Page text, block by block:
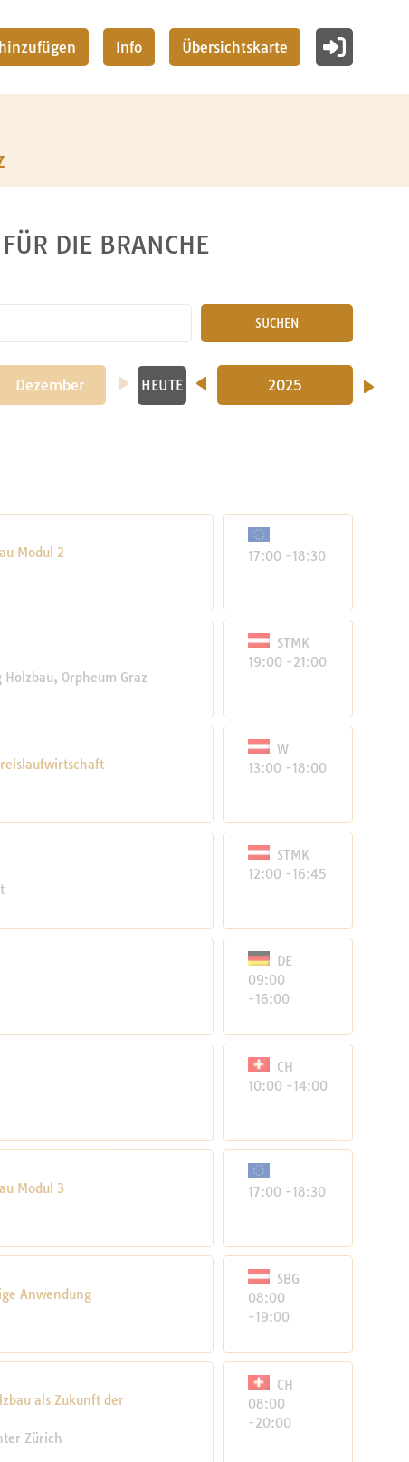
Info Übersichtskarte
DIE BRANCHE
SUCHEN
Dezember HEUTE
2024 2025
Modul 2
17:00 -18:30
Orpheum Graz
STMK
19:00 -21:00
W
13:00 -18:00
STMK
12:00 -16:45
DE
09:00
-16:00
CH
10:00 -14:00
Modul 3
17:00 -18:30
Anwendung
SBG
08:00
-19:00
als Zukunft der
Zürich
CH
08:00
-20:00